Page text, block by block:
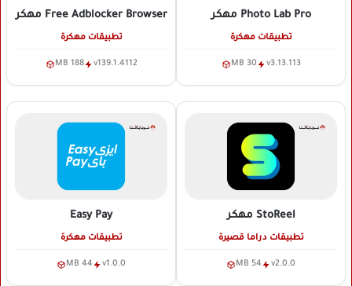
Photo Lab Pro مهكر
تطبيقات مهكرة
v3.13.113
30 MB
Free Adblocker Browser مهكر
تطبيقات مهكرة
v139.1.4112
188 MB
StoReel مهكر
تطبيقات دراما قصيرة
v2.0.0
54 MB
Easy Pay
تطبيقات مهكرة
v1.0.0
44 MB